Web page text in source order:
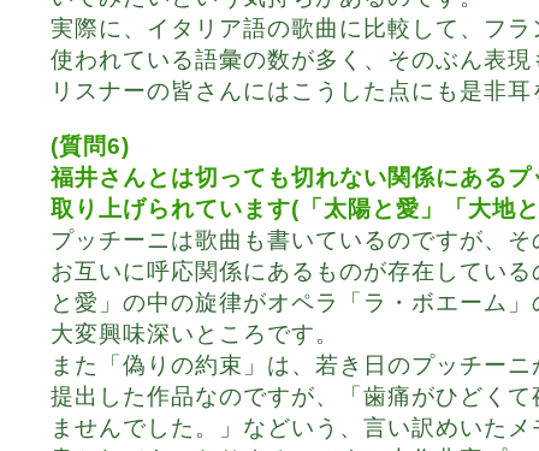
実際に、イタリア語の歌曲に比較して、フ
使われている語彙の数が多く、そのぶん表
リスナーの皆さんにはこうした点にも是非
(質問6)
福井さんとは切っても切れない関係にある
取り上げられています(「太陽と愛」「大地
プッチーニは歌曲も書いているのですが、
お互いに呼応関係にあるものが存在してい
と愛」の中の旋律がオペラ「ラ・ボエーム
大変興味深いところです。
また「偽りの約束」は、若き日のプッチー
提出した作品なのですが、「歯痛がひどく
ませんでした。」などいう、言い訳めいた